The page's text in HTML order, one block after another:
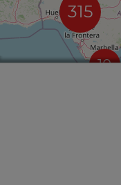
10
315